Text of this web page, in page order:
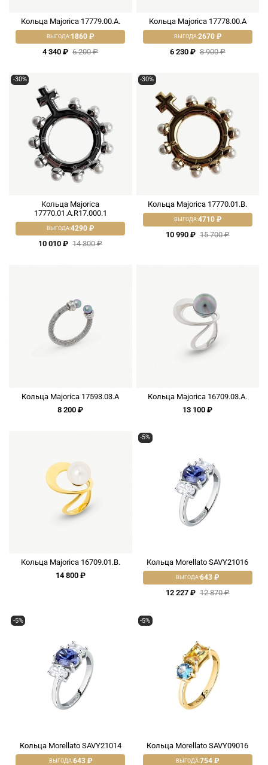
Кольца Majorica 17779.00.A.
4 340 ₽ 6 200 ₽
ВЫГОДА:1860 ₽
Кольца Majorica 17778.00.A
6 230 ₽ 8 900 ₽
ВЫГОДА:2670 ₽
-30%
Кольца Majorica
17770.01.A.R17.000.1
10 010 ₽ 14 300 ₽
ВЫГОДА:4290 ₽
-30%
Кольца Majorica 17770.01.B.
10 990 ₽ 15 700 ₽
ВЫГОДА:4710 ₽
Кольца Majorica 17593.03.A
8 200 ₽
Кольца Majorica 16709.03.A.
13 100 ₽
Кольца Majorica 16709.01.B.
14 800 ₽
-5%
Кольца Morellato SAVY21016
12 227 ₽ 12 870 ₽
ВЫГОДА:643 ₽
-5%
Кольца Morellato SAVY21014
ВЫГОДА:643 ₽
-5%
Кольца Morellato SAVY09016
ВЫГОДА:754 ₽